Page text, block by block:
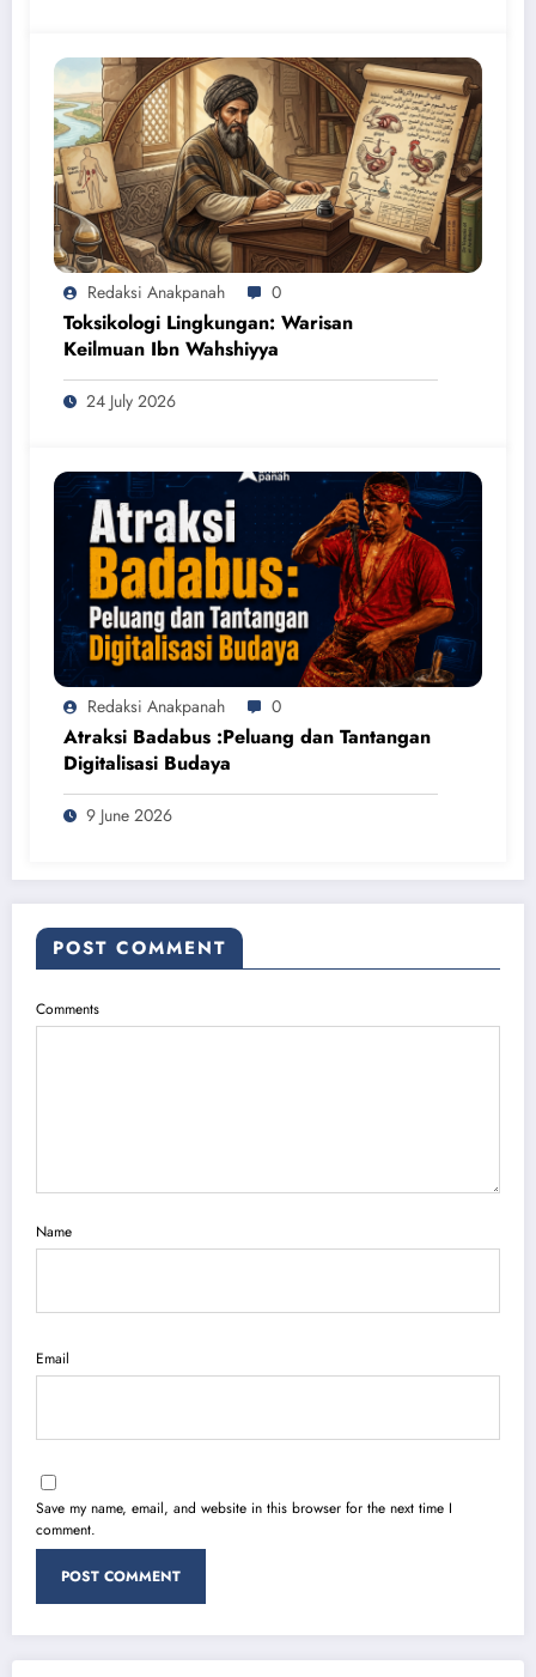
Redaksi Anakpanah 0
Toksikologi Lingkungan: Warisan
Keilmuan Ibn Wahshiyya
24 July 2026
Redaksi Anakpanah 0
Atraksi Badabus :Peluang dan Tantangan
Digitalisasi Budaya
9 June 2026
POST COMMENT
Comments
Name
Email
Save my name, email, and website in this browser for the next time I
comment.